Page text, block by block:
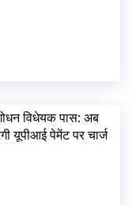
विधेयक पास: अब
यूपीआई पेमेंट पर चार्ज